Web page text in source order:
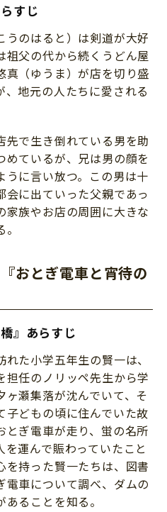
すじ
うのはると）は剣道が大好
祖父の代から続くうどん屋
真（ゆうま）が店を切り盛
、地元の人たちに愛される
先で生き倒れている男を助
めているが、兄は男の顔を
うに言い放つ。この男は十
に出ていった父親であっ
家族やお店の周囲に大きな
おとぎ電車と宵待の
​』あらすじ
た小学五年生の賢一は、
担任のノリッペ先生から学
瀬集落が沈んでいて、そ
子どもの頃に住んでいた故
ぎ電車が走り、蛍の名所
を運んで賑わっていたこと
を持った賢一たちは、図書
車について調べ、ダムの
ることを知る。